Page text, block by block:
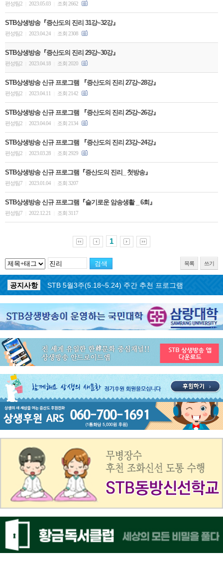
편성팀2 2023.05.03 조회 2662
STB상생방송『증산도의 진리 31강~32강』
편성팀2 2023.04.24 조회 2308
STB상생방송『증산도의 진리 29강~30강』
편성팀2 2023.04.18 조회 2020
STB상생방송 신규 프로그램 『증산도의 진리 27강~28강』
편성팀2 2023.04.11 조회 2142
STB상생방송 신규 프로그램 『증산도의 진리 25강~26강』
편성팀2 2023.04.04 조회 2134
STB상생방송 신규 프로그램 『증산도의 진리 23강~24강』
편성팀2 2023.03.28 조회 2929
STB상생방송 신규 프로그램『증산도의 진리_ 첫방송』
편성팀7 2023.01.04 조회 3207
STB상생방송 신규 프로그램『슬기로운 암송생활 _ 6회』
편성팀7 2022.12.21 조회 3117
1
목록 쓰기
공지사항 ON AIR 서비스 장애 복구 안내
공지사항
STB 5월4주(5.25~5.31) 주간 추천 프로그램
공지사항
STB 5월3주(5.18~5.24) 주간 추천 프로그램
공지사항
STB 4월마지막주(4.27~5.3) 주간 추천 프로그램
STB 4월4주(4.20~4.26) 주간 추천 프로그램
공지사항
STB 4월2주(4.6~4.12) 주간 추천 프로그램
공지사항
STB 4월1주(3.30~4.5) 주간 추천 프로그램
공지사항
STB 3월4주(3.23~3.29) 주간 추천 프로그램